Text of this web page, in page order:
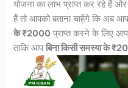
योजना का लाभ प्राप्त कर रहे हैं
हैं तो आपको बताना चाहेंगे कि अब
के ₹2000 प्राप्त करने के लिए
ताकि आपबिना किसी समस्या के